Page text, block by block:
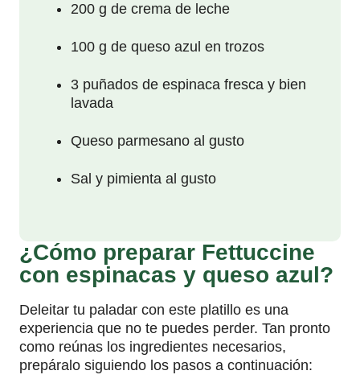
200 g de crema de leche
100 g de queso azul en trozos
3 puñados de espinaca fresca y bien
lavada
Queso parmesano al gusto
Sal y pimienta al gusto
¿Cómo preparar Fettuccine
con espinacas y queso azul?
Deleitar tu paladar con este platillo es una
experiencia que no te puedes perder. Tan pronto
como reúnas los ingredientes necesarios,
prepáralo siguiendo los pasos a continuación: